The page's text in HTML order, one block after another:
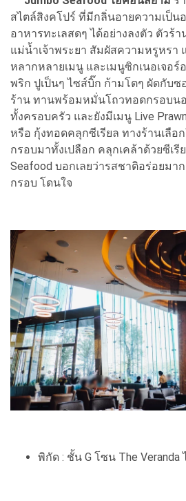
สไตล์สิงคโปร์ ที่มีกลิ่นอายความเป็น
อาหารทะเลสดๆ ได้อย่างลงตัว ตัวร้
แม่น้ำเจ้าพระยา สัมผัสความหรูหรา
หลากหลายเมนู และเมนูซิกเนอเจอร์
พริก ปูเป็นๆ ไซส์บิ๊ก ก้ามโตๆ ผัดกับ
ร้าน ทานพร้อมหมั่นโถวทอดกรอบน
ทั้งครอบครัว และยังมีเมนู Live
หรือ กุ้งทอดคลุกซีเรียล ทางร้านเลื
กรอบมาทั้งเปลือก คลุกเคล้าด้วยซีเรี
Seafood บอกเลยว่ารสชาติอร่อยมา
กรอบ โดนใจ
พิกัด : ชั้น G โซน The Veranda